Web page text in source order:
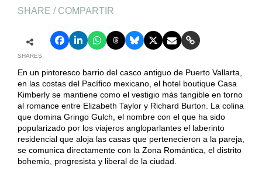
SHARE / COMPARTIR
SHARES
En un pintoresco barrio del casco antiguo de Puerto Vallarta,
en las costas del Pacífico mexicano, el hotel boutique Casa
Kimberly se mantiene como el vestigio más tangible en torno
al romance entre Elizabeth Taylor y Richard Burton. La colina
que domina Gringo Gulch, el nombre con el que ha sido
popularizado por los viajeros angloparlantes el laberinto
residencial que aloja las casas que pertenecieron a la pareja,
se comunica directamente con la Zona Romántica, el distrito
bohemio, progresista y liberal de la ciudad.